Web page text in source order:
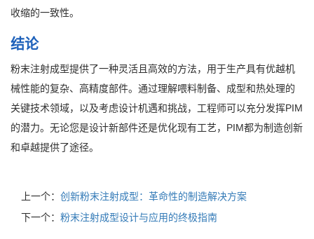
收缩的一致性。
结论
粉末注射成型提供了一种灵活且高效的方法，用于生产具有优越机
械性能的复杂、高精度部件。通过理解喂料制备、成型和热处理的
关键技术领域，以及考虑设计机遇和挑战，工程师可以充分发挥PIM
的潜力。无论您是设计新部件还是优化现有工艺，PIM都为制造创新
和卓越提供了途径。
上一个： 创新粉末注射成型：革命性的制造解决方案
下一个： 粉末注射成型设计与应用的终极指南